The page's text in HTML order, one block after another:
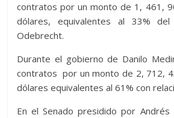
contratos por un monto de 1, 461,
dólares, equivalentes al 33%
Odebrecht.
Durante el gobierno de Danilo
contratos por un monto de 2, 712,
dólares equivalentes al 61% con
En el Senado presidido por Andrés